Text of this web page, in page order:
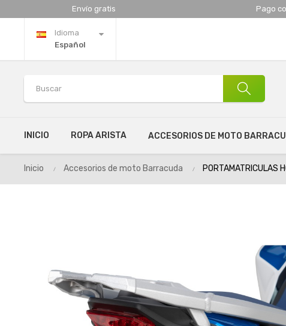
Envío gratis Pago
Idioma
Español
INICIO ROPA ARISTA ACCESORIOS DE MOTO
Inicio Accesorios de moto Barracuda PORTAMATRICULAS